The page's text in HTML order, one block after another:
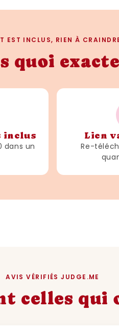
EST INCLUS, RIEN À
quoi
inclus
dans un
Lien
Re-
AVIS VÉRIFIÉS JUDGE.ME
celles qui